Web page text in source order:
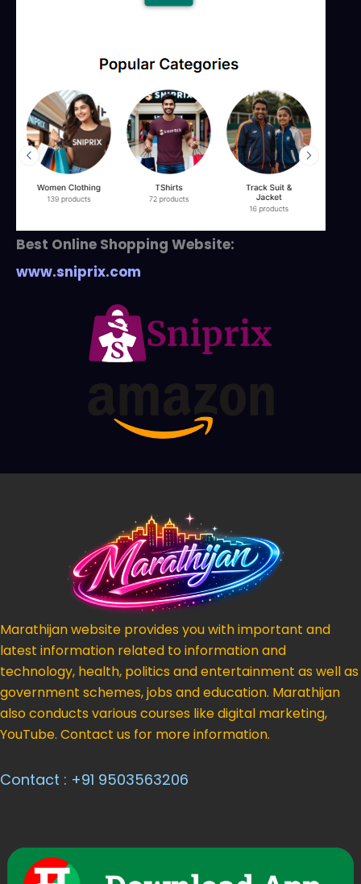
Best Online Shopping Website:
www.sniprix.com
Marathijan website provides you with important and
latest information related to information and
technology, health, politics and entertainment as well as
government schemes, jobs and education. Marathijan
also conducts various courses like digital marketing,
YouTube. Contact us for more information.
Contact : +91 9503563206